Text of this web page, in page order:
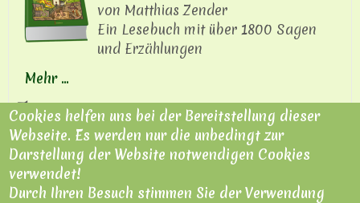
von Matthias Zender
Ein Lesebuch mit über 1800 Sagen
und Erzählungen
Mehr ...
Themen:
Sagen Legenden Märchen Westeifel Volkskunde
Blog von Petra Heyer
Neuen Kommentar schreiben
Cookies helfen uns bei der Bereitstellung dieser
Webseite. Es werden nur die unbedingt zur
Darstellung der Website notwendigen Cookies
verwendet!
Durch Ihren Besuch stimmen Sie der Verwendung